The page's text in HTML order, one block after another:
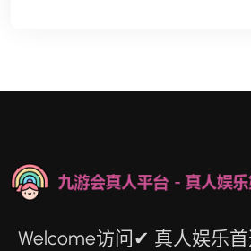
Welcome访问✔ 真人娱乐